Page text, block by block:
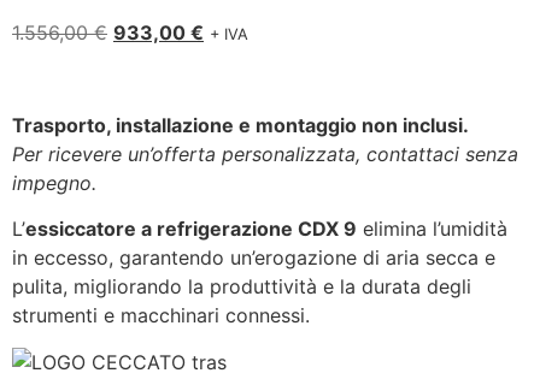
1.556,00€ 933,00 € + IVA
Trasporto, installazione e montaggio non inclusi.
Per ricevere un’offerta personalizzata, contattaci senza
impegno.
L’essiccatore a refrigerazione CDX 9 elimina l’umidità
in eccesso, garantendo un’erogazione di aria secca e
pulita, migliorando la produttività e la durata degli
strumenti e macchinari connessi.